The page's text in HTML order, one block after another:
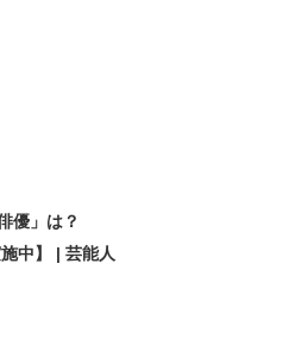
優」は？
中】 | 芸能人